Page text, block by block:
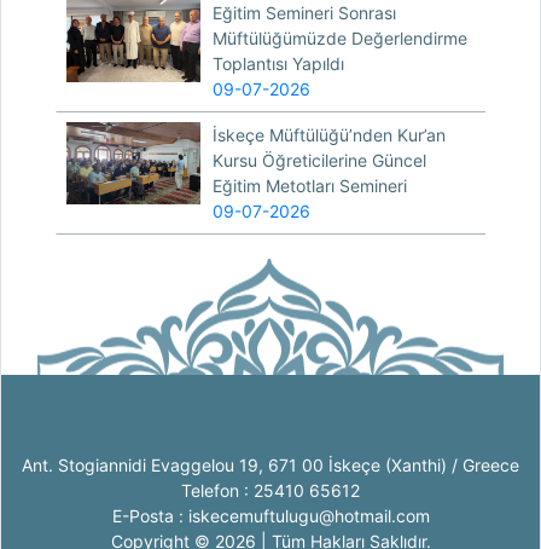
Eğitim Semineri Sonrası
Müftülüğümüzde Değerlendirme
Toplantısı Yapıldı
09-07-2026
İskeçe Müftülüğü’nden Kur’an
Kursu Öğreticilerine Güncel
Eğitim Metotları Semineri
09-07-2026
Ant. Stogiannidi Evaggelou 19, 671 00 İskeçe (Xanthi) / Greece
Telefon : 25410 65612
E-Posta : iskecemuftulugu@hotmail.com
Copyright © 2026 | Tüm Hakları Saklıdır.